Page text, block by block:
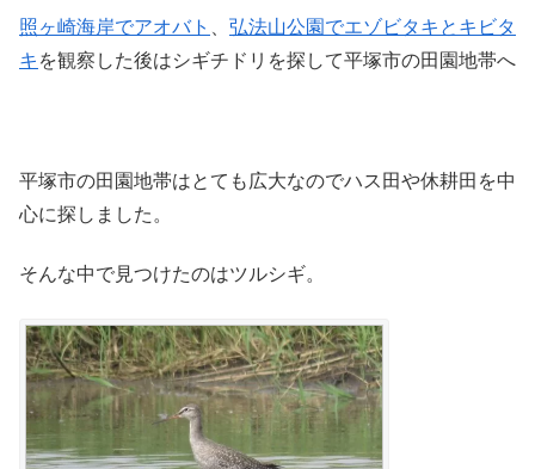
照ヶ崎海岸でアオバト
弘法山公園でエゾビタキとキビタ
キ を観察した後はシギチドリを探して平塚市の田園地帯へ
平塚市の田園地帯はとても広大なのでハス田や休耕田を中
心に探しました。
そんな中で見つけたのはツルシギ。